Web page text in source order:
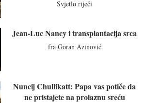
Svjetlo riječi
Jean-Luc Nancy i transplantacija srca
fra Goran Azinović
Nuncij Chullikatt: Papa vas potiče da
ne pristajete na prolaznu sreću